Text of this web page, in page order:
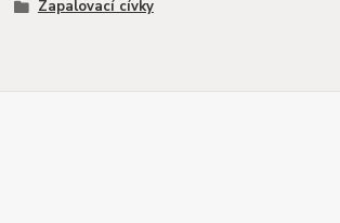
Zapalovací cívky